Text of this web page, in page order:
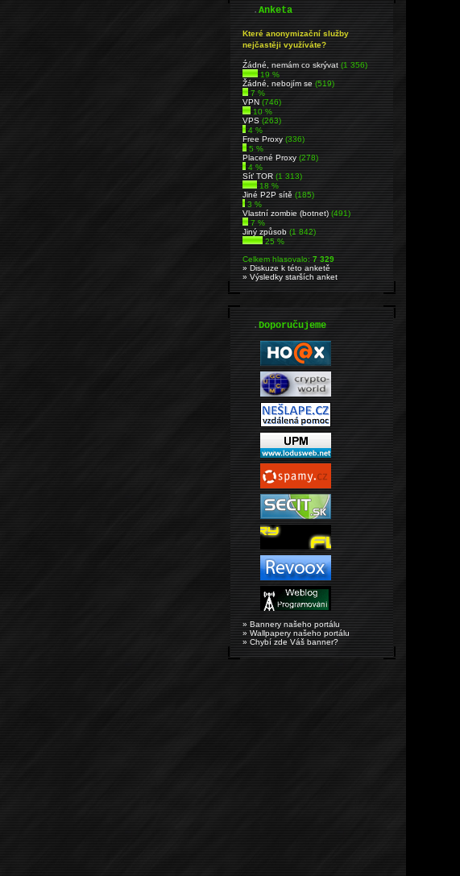
.Anketa
Které anonymizační služby
nejčastěji využíváte?
Źádné, nemám co skrývat(1 356)
19 %
Žádné, nebojím se(519)
7 %
VPN(746)
10 %
VPS(263)
4 %
Free Proxy(336)
5 %
Placené Proxy(278)
4 %
Síť TOR(1 313)
18 %
Jiné P2P sítě(185)
3 %
Vlastní zombie (botnet)(491)
7 %
Jiný způsob(1 842)
25 %
Celkem hlasovalo:7 329
» Diskuze k této anketě
» Výsledky starších anket
.Doporučujeme
» Bannery našeho portálu
» Wallpapery našeho portálu
» Chybí zde Váš banner?